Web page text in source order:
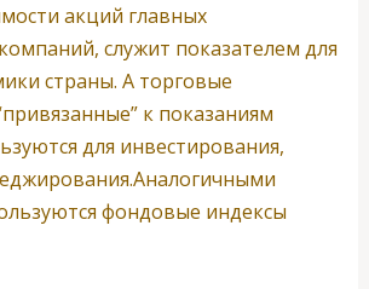
акций главных
служит показателем для
страны. А торговые
к показаниям
для инвестирования,
фондовые индексы